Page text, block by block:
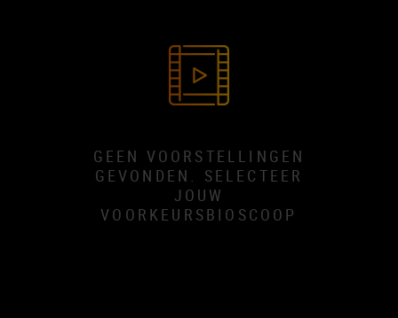
GEEN VOORSTELLINGEN
GEVONDEN. SELECTEER
JOUW
VOORKEURSBIOSCOOP